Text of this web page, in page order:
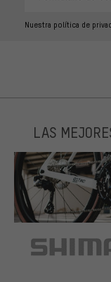
Nuestra política de
LAS